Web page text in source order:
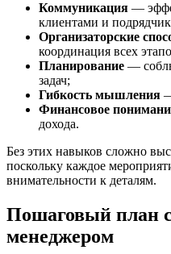
Коммуникация —
клиентами и
Организаторские
координация всех
Планирование —
задач;
Гибкость мышления
Финансовое
дохода.
Без этих навыков сложно
поскольку каждое
внимательности к деталям.
Пошаговый план
менеджером